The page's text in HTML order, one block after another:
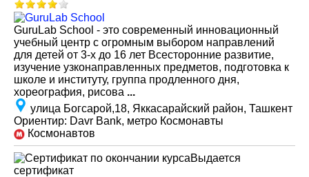
GuruLab School - это современный инновационный
учебный центр с огромным выбором направлений
для детей от 3-х до 16 лет Всесторонние развитие,
изучение узконаправленных предметов, подготовка к
школе и институту, группа продленного дня,
хореография, рисова ...
улица Богсарой,18, Яккасарайский район, Ташкент
Ориентир: Davr Bank, метро Космонавты
Космонавтов
Выдается
сертификат